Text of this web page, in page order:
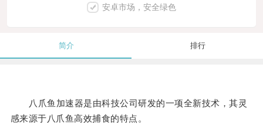
安卓市场，安全绿色
简介 排行
八爪鱼加速器是由科技公司研发的一项全新技术，其灵
感来源于八爪鱼高效捕食的特点。